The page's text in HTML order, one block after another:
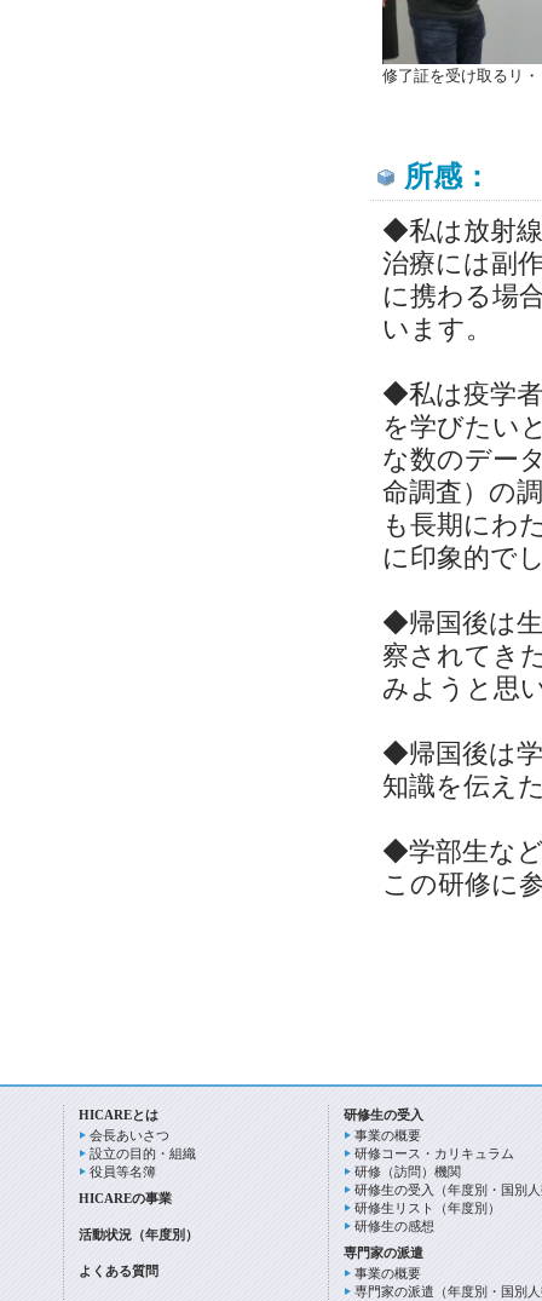
修了証を受け取るリ
所感：
◆私は放射
治療には副
に携わる場
います。
◆私は疫学
を学びたい
な数のデー
命調査）の
も長期にわ
に印象的で
◆帰国後は
察されてき
みようと思
◆帰国後は
知識を伝え
◆学部生な
この研修に
HICAREとは
会長あいさつ
設立の目的・組織
役員等名簿
HICAREの事業
活動状況（年度別）
よくある質問
研修生の受入
事業の概要
研修コース・カリキュラム
研修（訪問）機関
研修生の受入（年度別・国別
研修生リスト（年度別）
研修生の感想
専門家の派遣
事業の概要
専門家の派遣（年度別・国別